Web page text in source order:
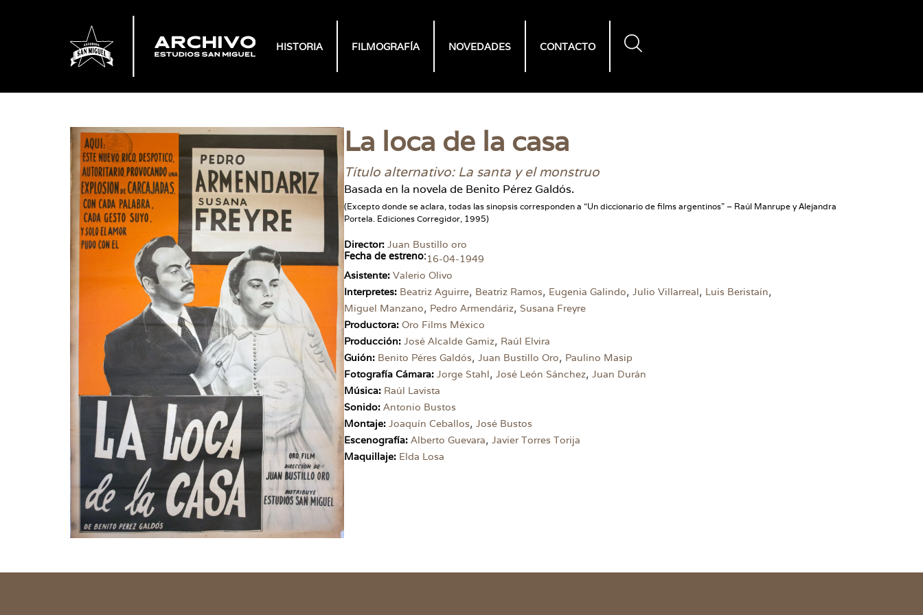
HISTORIA FILMOGRAFÍA NOVEDADES CONTACTO
La loca de la casa
Título alternativo: La santa y el monstruo
Basada en la novela de Benito Pérez Galdós.
(Excepto donde se aclara, todas las sinopsis corresponden a “Un diccionario de films argentinos” – Raúl Manrupe y Alejandra
Portela. Ediciones Corregidor, 1995)
Director: Juan Bustillo oro
Fecha de estreno:16-04-1949
Asistente: Valerio Olivo
Interpretes: Beatriz Aguirre, Beatriz Ramos, Eugenia Galindo, Julio Villarreal, Luis Beristaín,
Miguel Manzano, Pedro Armendáriz, Susana Freyre
Productora: Oro Films México
Producción: José Alcalde Gamiz, Raúl Elvira
Guión: Benito Péres Galdós, Juan Bustillo Oro, Paulino Masip
Fotografía Cámara: Jorge Stahl, José León Sánchez, Juan Durán
Música: Raúl Lavista
Sonido: Antonio Bustos
Montaje: Joaquín Ceballos, José Bustos
Escenografía: Alberto Guevara, Javier Torres Torija
Maquillaje: Elda Losa